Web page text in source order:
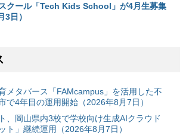
クール「Tech Kids School」が4月生募集
3日）
メタバース「FAMcampus」を活用した不
で4年目の運用開始（2026年8月7日）
、岡山県内3校で学校向け生成AIクラウド
ト」継続運用（2026年8月7日）